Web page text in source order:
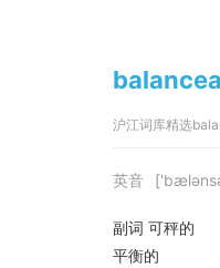
沪江词库精选
英音
副词 可秤的
平衡的